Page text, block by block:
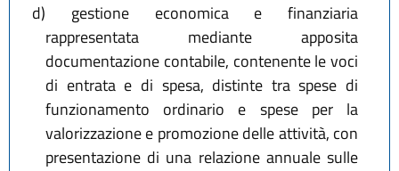
d) gestione economica e finanziaria
rappresentata mediante apposita
documentazione contabile, contenente le voci
di entrata e di spesa, distinte tra spese di
funzionamento ordinario e spese per la
valorizzazione e promozione delle attività, con
presentazione di una relazione annuale sulle